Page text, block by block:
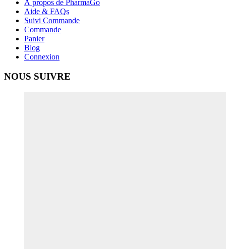
À propos de PharmaGo
Aide & FAQs
Suivi Commande
Commande
Panier
Blog
Connexion
NOUS SUIVRE